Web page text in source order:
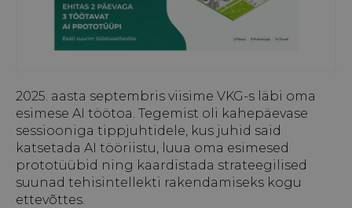
2025. aasta septembris viisime VKG-s läbi oma
esimese AI töötoa. Tegemist oli kahepäevase
sessiooniga tippjuhtidele, kus juhid said
katsetada AI tööriistu, luua oma esimesed
prototüübid ning kaardistada strateegilised
suunad tehisintellekti rakendamiseks kogu
ettevõttes.